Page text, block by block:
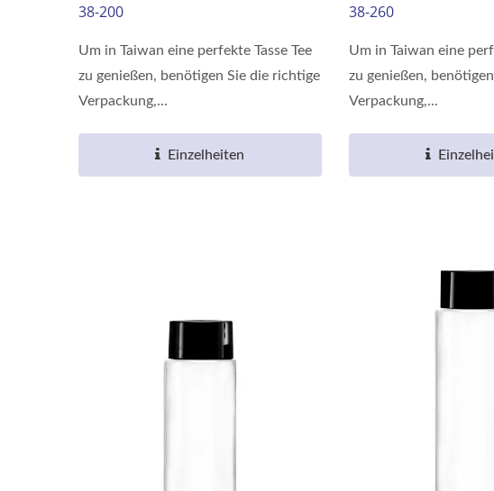
38-200
Um in Taiwan eine perfekte Tasse Tee
zu genießen, benötigen Sie die richtige
Verpackung,...
Einzelheiten
38-260
Um in Taiwan eine
zu genießen,
Verpackung,...